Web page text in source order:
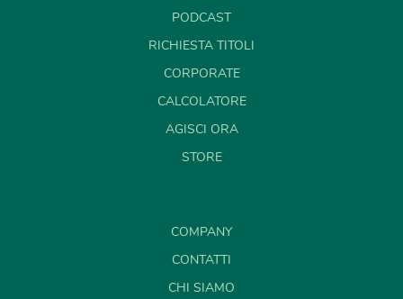
PODCAST
RICHIESTA TITOLI
CORPORATE
CALCOLATORE
AGISCI ORA
STORE
COMPANY
CONTATTI
CHI SIAMO